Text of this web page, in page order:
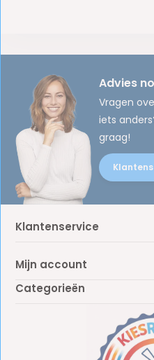
Advies
Vragen
iets
graag!
Klantenservice
Mijn account
Categorieën